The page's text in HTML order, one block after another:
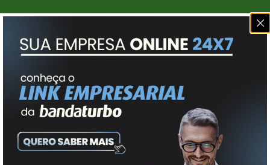
Morro da Fumaça
FIQUE
POR
DENTRO
DAS
NOVIDADES!
Cadastrar